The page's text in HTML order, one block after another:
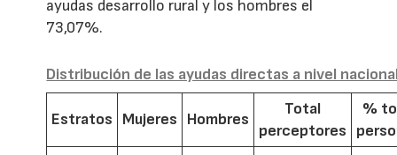
ayudas desarrollo rural y los hombres el
73,07%.
Distribución de las ayudas directas a nivel
Estratos Mujeres Hombres
Total
perceptores
%